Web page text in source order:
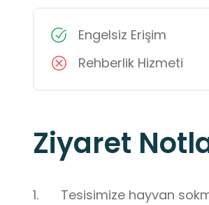
Engelsiz Erişim
Rehberlik Hizmeti
Ziyaret
1.	Tesisimize hayvan